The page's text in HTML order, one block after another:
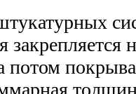
потом